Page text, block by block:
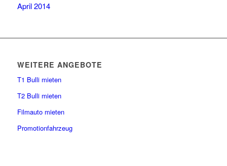
April 2014
WEITERE ANGEBOTE
T1 Bulli mieten
T2 Bulli mieten
Filmauto mieten
Promotionfahrzeug